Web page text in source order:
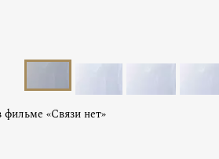
«Связи нет»